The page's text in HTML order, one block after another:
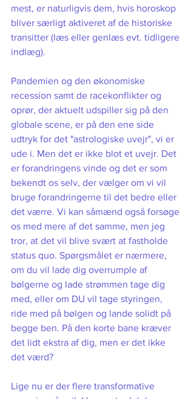
mest, er naturligvis dem, hvis horoskop
bliver særligt aktiveret af de historiske
transitter (læs eller genlæs evt. tidligere
indlæg).
Pandemien og den økonomiske
recession samt de racekonflikter og
oprør, der aktuelt udspiller sig på den
globale scene, er på den ene side
udtryk for det "astrologiske uvejr", vi er
ude i. Men det er ikke blot et uvejr. Det
er forandringens vinde og det er som
bekendt os selv, der vælger om vi vil
bruge forandringerne til det bedre eller
det værre. Vi kan såmænd også forsøge
os med mere af det samme, men jeg
tror, at det vil blive svært at fastholde
status quo. Spørgsmålet er nærmere,
om du vil lade dig overrumple af
bølgerne og lade strømmen tage dig
med, eller om DU vil tage styringen,
ride med på bølgen og lande solidt på
begge ben. På den korte bane kræver
det lidt ekstra af dig, men er det ikke
det værd?
Lige nu er der flere transformative